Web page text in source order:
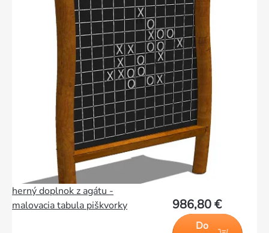
herný doplnok z agátu -
malovacia tabula piškvorky
986,80 €
Do